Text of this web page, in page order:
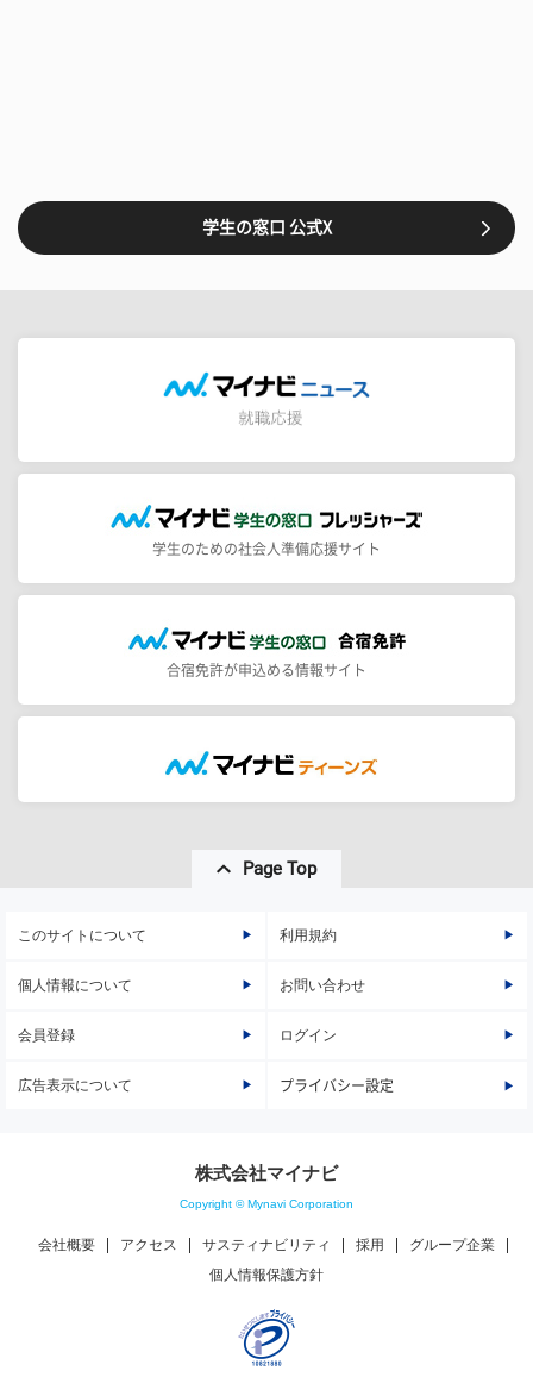
学生の窓口 公式X
学生のための社会人準備応援サイト
合宿免許が申込める情報サイト
Page Top
このサイトについて 利用規約
個人情報について お問い合わせ
会員登録 ログイン
広告表示について プライバシー設定
株式会社マイナビ
Copyright © Mynavi Corporation
会社概要 アクセス サスティナビリティ 採用
グループ企業
個人情報保護方針